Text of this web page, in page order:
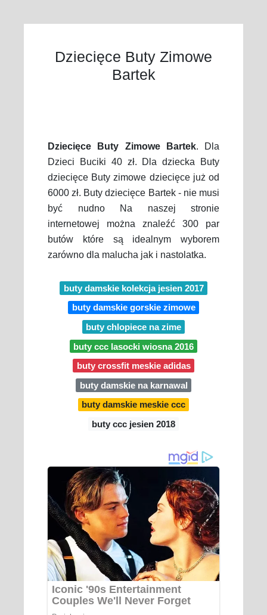
Dziecięce Buty Zimowe
Bartek
Dziecięce Buty Zimowe Bartek. Dla
Dzieci Buciki 40 zł. Dla dziecka Buty
dziecięce Buty zimowe dziecięce już od
6000 zł. Buty dziecięce Bartek - nie musi
być nudno Na naszej stronie
internetowej można znaleźć 300 par
butów które są idealnym wyborem
zarówno dla malucha jak i nastolatka.
buty damskie kolekcja jesien 2017
buty damskie gorskie zimowe
buty chlopiece na zime
buty ccc lasocki wiosna 2016
buty crossfit meskie adidas
buty damskie na karnawal
buty damskie meskie ccc
buty ccc jesien 2018